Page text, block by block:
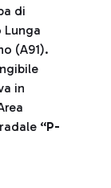
di
Lunga
(A91).
in
“P-